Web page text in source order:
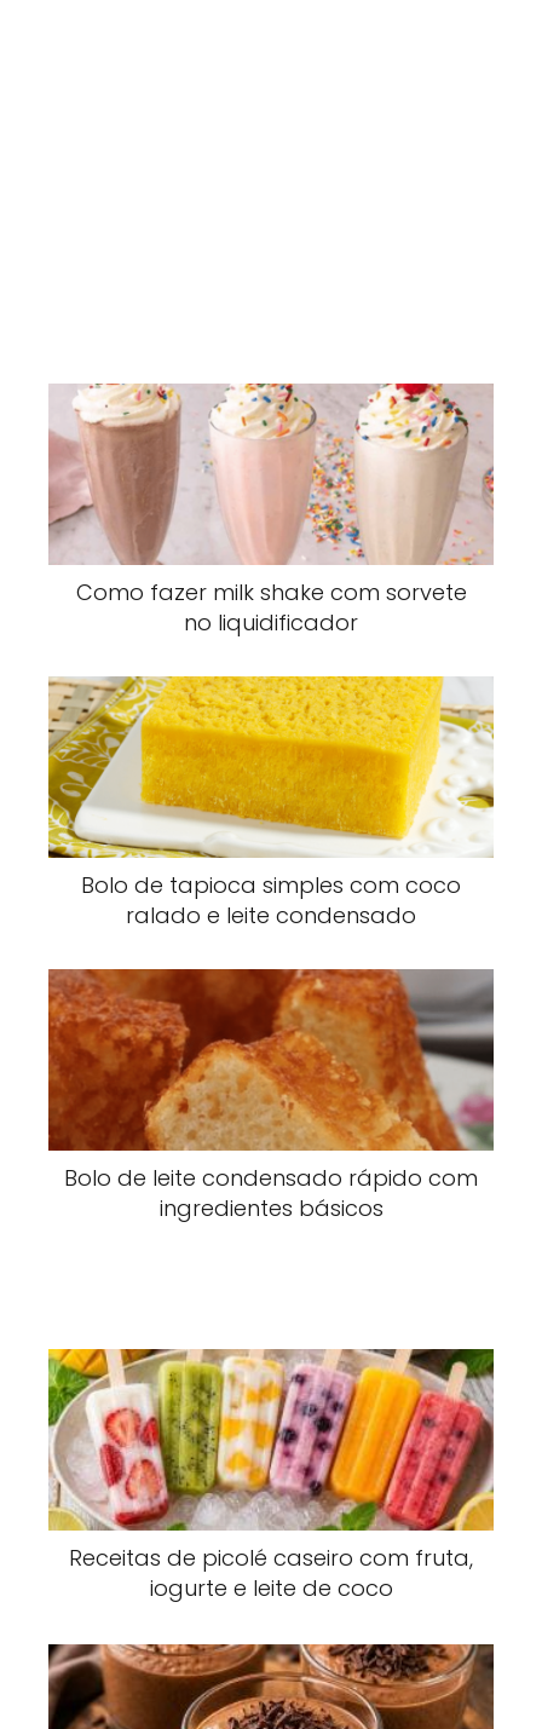
Como fazer milk shake com sorvete
no liquidificador
Bolo de tapioca simples com coco
ralado e leite condensado
Bolo de leite condensado rápido com
ingredientes básicos
Receitas de picolé caseiro com fruta,
iogurte e leite de coco